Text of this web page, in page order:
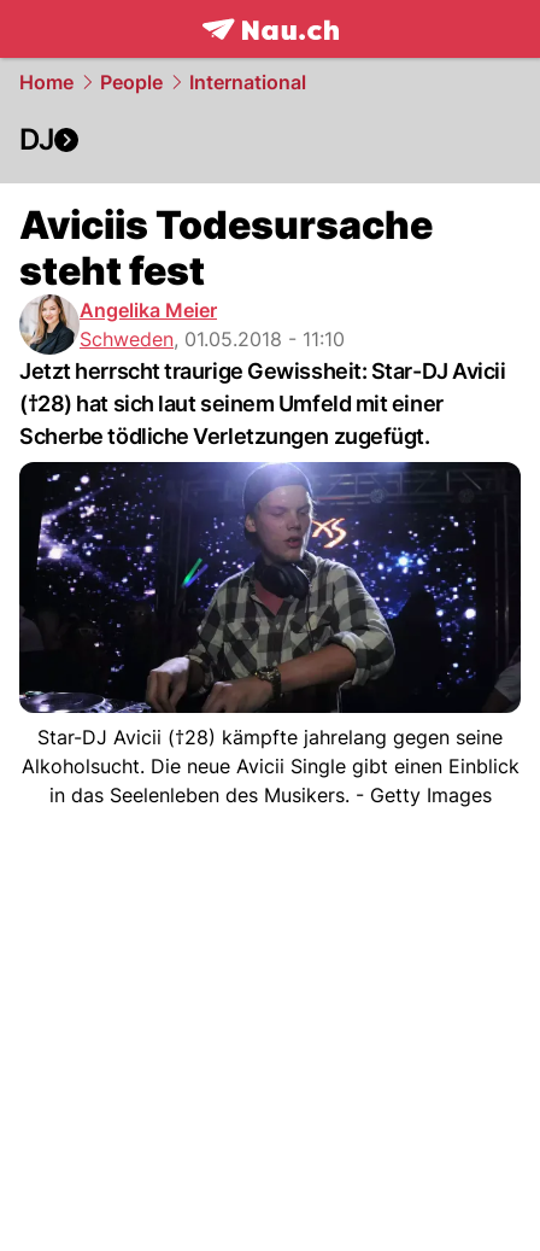
frontpage.NAU.ch
Home People International
DJ
Aviciis Todesursache
steht fest
Angelika Meier
Schweden, 01.05.2018 - 11:10
Jetzt herrscht traurige Gewissheit: Star-DJ Avicii
(†28) hat sich laut seinem Umfeld mit einer
Scherbe tödliche Verletzungen zugefügt.
Star-DJ Avicii (†28) kämpfte jahrelang gegen seine
Alkoholsucht. Die neue Avicii Single gibt einen Einblick
in das Seelenleben des Musikers. - Getty Images